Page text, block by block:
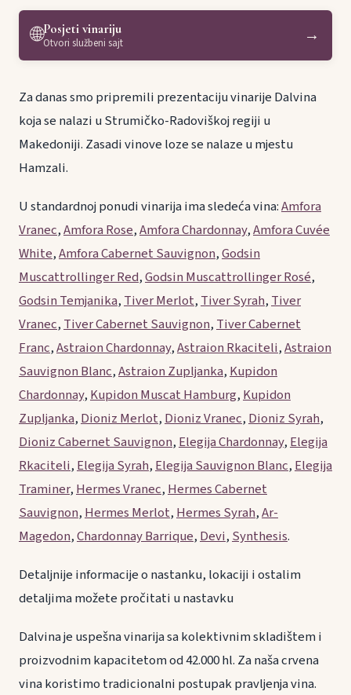
🌐Posjeti vinariju
Otvori službeni sajt →
Za danas smo pripremili prezentaciju vinarije Dalvina
koja se nalazi u Strumičko-Radoviškoj regiji u
Makedoniji. Zasadi vinove loze se nalaze u mjestu
Hamzali.
U standardnoj ponudi vinarija ima sledeća vina:Amfora
Vranec,Amfora Rose,Amfora Chardonnay,Amfora Cuvée
White,Amfora Cabernet Sauvignon,Godsin
Muscattrollinger Red,Godsin Muscattrollinger Rosé,
Godsin Temjanika,Tiver Merlot,Tiver Syrah,Tiver
Vranec,Tiver Cabernet Sauvignon,Tiver Cabernet
Franc,Astraion Chardonnay,Astraion Rkaciteli,Astraion
Sauvignon Blanc,Astraion Zupljanka,Kupidon
Chardonnay,Kupidon Muscat Hamburg,Kupidon
Zupljanka,Dioniz Merlot,Dioniz Vranec,Dioniz Syrah,
Dioniz Cabernet Sauvignon,Elegija Chardonnay,Elegija
Rkaciteli,Elegija Syrah,Elegija Sauvignon Blanc,Elegija
Traminer,Hermes Vranec,Hermes Cabernet
Sauvignon,Hermes Merlot,Hermes Syrah,Ar-
Magedon,Chardonnay Barrique,Devi,Synthesis.
Detaljnije informacije o nastanku, lokaciji i ostalim
detaljima možete pročitati u nastavku
Dalvina je uspešna vinarija sa kolektivnim skladištem i
proizvodnim kapacitetom od 42.000 hl. Za naša crvena
vina koristimo tradicionalni postupak pravljenja vina.